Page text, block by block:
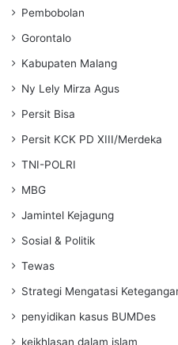
Pembobolan
Gorontalo
Kabupaten Malang
Ny Lely Mirza Agus
Persit Bisa
Persit KCK PD XIII/Merdeka
TNI-POLRI
MBG
Jamintel Kejagung
Sosial & Politik
Tewas
Strategi Mengatasi
penyidikan kasus BUMDes
keikhlasan dalam islam